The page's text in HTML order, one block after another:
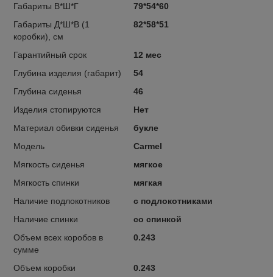
Габариты В*Ш*Г
79*54*60
Габариты Д*Ш*В (1
коробки), см
82*58*51
Гарантийный срок
12 мес
Глубина изделия (габарит)
54
Глубина сиденья
46
Изделия стопируются
Нет
Материал обивки сиденья
букле
Модель
Carmel
Мягкость сиденья
мягкое
Мягкость спинки
мягкая
Наличие подлокотников
с подлокотниками
Наличие спинки
со спинкой
Объем всех коробов в
сумме
0.243
Объем коробки
0.243